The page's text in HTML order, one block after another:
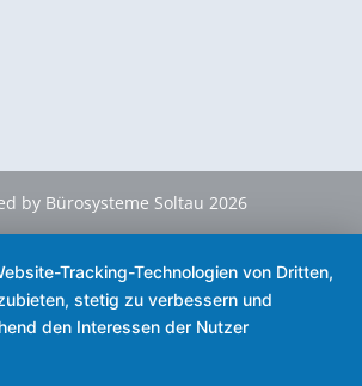
by Bürosysteme Soltau 2026
Tracking-Technologien von Dritten,
stetig zu verbessern und
den Interessen der Nutzer